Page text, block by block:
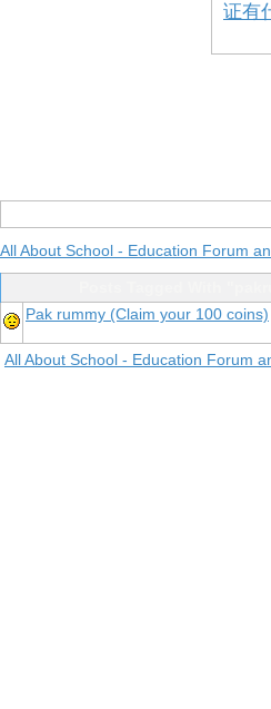
证有
All About School - Education Forum
Pak rummy (Claim your 100 coins)
All About School - Education Forum